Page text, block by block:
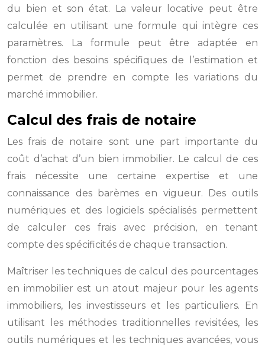
du bien et son état. La valeur locative peut être
calculée en utilisant une formule qui intègre ces
paramètres. La formule peut être adaptée en
fonction des besoins spécifiques de l’estimation et
permet de prendre en compte les variations du
marché immobilier.
Calcul des frais de notaire
Les frais de notaire sont une part importante du
coût d’achat d’un bien immobilier. Le calcul de ces
frais nécessite une certaine expertise et une
connaissance des barèmes en vigueur. Des outils
numériques et des logiciels spécialisés permettent
de calculer ces frais avec précision, en tenant
compte des spécificités de chaque transaction.
Maîtriser les techniques de calcul des pourcentages
en immobilier est un atout majeur pour les agents
immobiliers, les investisseurs et les particuliers. En
utilisant les méthodes traditionnelles revisitées, les
outils numériques et les techniques avancées, vous